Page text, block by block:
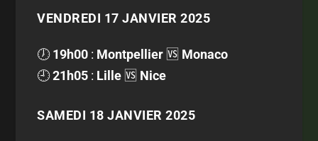
VENDREDI 17 JANVIER 2025
🕖19h00 : Montpellier 🆚 Monaco
🕘21h05 : Lille 🆚 Nice
SAMEDI 18 JANVIER 2025